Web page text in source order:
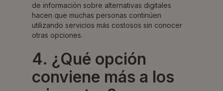
de información sobre alternativas digitales
hacen que muchas personas continúen
utilizando servicios más costosos sin conocer
otras opciones.
4. ¿Qué opción
conviene más a los